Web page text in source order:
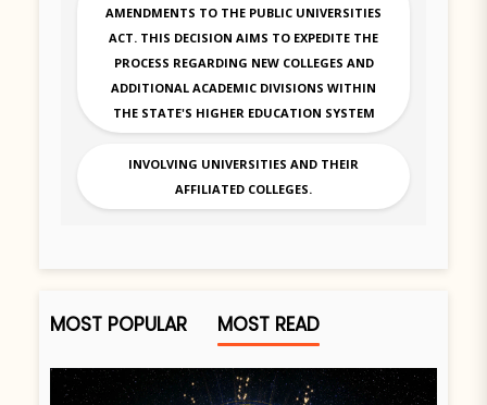
AMENDMENTS TO THE PUBLIC UNIVERSITIES
ACT. THIS DECISION AIMS TO EXPEDITE THE
PROCESS REGARDING NEW COLLEGES AND
ADDITIONAL ACADEMIC DIVISIONS WITHIN
THE STATE'S HIGHER EDUCATION SYSTEM
INVOLVING UNIVERSITIES AND THEIR
AFFILIATED COLLEGES.
MOST POPULAR MOST READ